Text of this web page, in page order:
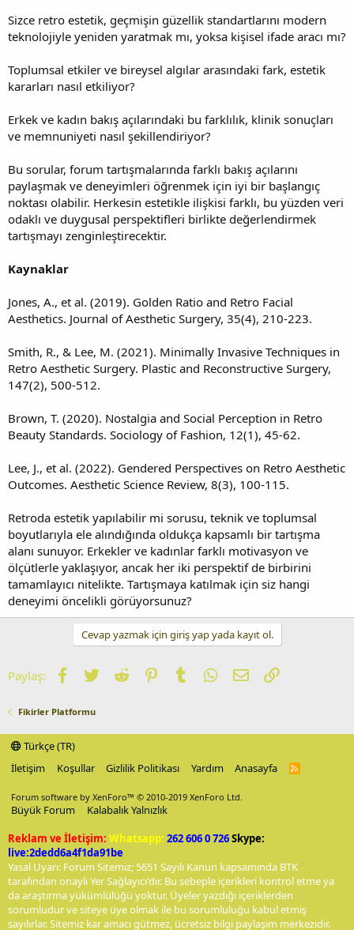
Sizce retro estetik, geçmişin güzellik standartlarını modern
teknolojiyle yeniden yaratmak mı, yoksa kişisel ifade aracı mı?
Toplumsal etkiler ve bireysel algılar arasındaki fark, estetik
kararları nasıl etkiliyor?
Erkek ve kadın bakış açılarındaki bu farklılık, klinik sonuçları
ve memnuniyeti nasıl şekillendiriyor?
Bu sorular, forum tartışmalarında farklı bakış açılarını
paylaşmak ve deneyimleri öğrenmek için iyi bir başlangıç
noktası olabilir. Herkesin estetikle ilişkisi farklı, bu yüzden veri
odaklı ve duygusal perspektifleri birlikte değerlendirmek
tartışmayı zenginleştirecektir.
Kaynaklar
Jones, A., et al. (2019). Golden Ratio and Retro Facial
Aesthetics. Journal of Aesthetic Surgery, 35(4), 210-223.
Smith, R., & Lee, M. (2021). Minimally Invasive Techniques in
Retro Aesthetic Surgery. Plastic and Reconstructive Surgery,
147(2), 500-512.
Brown, T. (2020). Nostalgia and Social Perception in Retro
Beauty Standards. Sociology of Fashion, 12(1), 45-62.
Lee, J., et al. (2022). Gendered Perspectives on Retro Aesthetic
Outcomes. Aesthetic Science Review, 8(3), 100-115.
Retroda estetik yapılabilir mi sorusu, teknik ve toplumsal
boyutlarıyla ele alındığında oldukça kapsamlı bir tartışma
alanı sunuyor. Erkekler ve kadınlar farklı motivasyon ve
ölçütlerle yaklaşıyor, ancak her iki perspektif de birbirini
tamamlayıcı nitelikte. Tartışmaya katılmak için siz hangi
deneyimi öncelikli görüyorsunuz?
Cevap yazmak için giriş yap yada kayıt ol.
Paylaş: Facebook
TwitterReddit PinterestTumblrWhatsApp
E-postaLink
Fikirler Platformu
Türkçe (TR)
İletişim
Koşullar Gizlilik Politikası Yardım Anasayfa
R
Forum software by XenForo™ © 2010-2019 XenForo Ltd.
Büyük Forum
Kalabalık Yalnızlık
Reklam ve İletişim: Whatsapp: 262 606 0 726Skype:
live:2dedd6a4f1da91be
Yasal Uyarı: Forum Sitemiz; 5651 Sayılı Kanun kapsamında BTK
tarafından onaylı Yer Sağlayıcı'dır. Bu sebeple içerikleri kontrol etme ya
da araştırma yükümlülüğü yoktur. Üyeler yazdığı içeriklerden
sorumludur ve siteye üye olmak ile bu sorumluluğu kabul etmiş
sayılırlar. Sitemiz kar amacı gütmez, ücretsiz bilgi paylaşım merkezidir.